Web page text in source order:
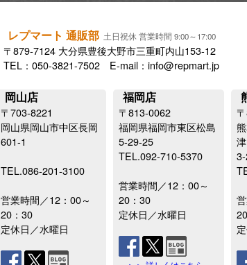
レプマート 通販部 土日祝休 営業時間 9:00～17:00
〒879-7124 大分県豊後大野市三重町内山153-12
TEL：050-3821-7502 E-mail：info@repmart.jp
岡山店
〒703-8221
岡山県岡山市中区長岡
601-1
TEL.086-201-3100
営業時間／12：00～
20：30
定休日／水曜日
福岡店
〒813-0062
福岡県福岡市東区松島
5-29-25
TEL.092-710-5370
営業時間／12：00～
20：30
定休日／水曜日
津